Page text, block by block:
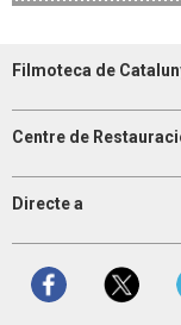
Filmoteca de
Centre de
Directe a